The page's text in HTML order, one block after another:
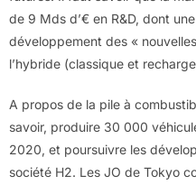
de 9 Mds d’€ en R&D, dont
développement des «
l’hybride (classique et
A propos de la pile à
savoir, produire 30 000
2020, et poursuivre les
société H2. Les JO de Tokyo